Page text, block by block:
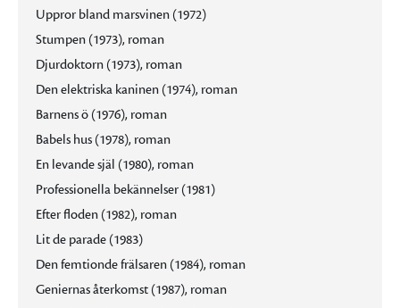
Uppror bland marsvinen (1972)
Stumpen (1973), roman
Djurdoktorn (1973), roman
Den elektriska kaninen (1974), roman
Barnens ö (1976), roman
Babels hus (1978), roman
En levande själ (1980), roman
Professionella bekännelser (1981)
Efter floden (1982), roman
Lit de parade (1983)
Den femtionde frälsaren (1984), roman
Geniernas återkomst (1987), roman